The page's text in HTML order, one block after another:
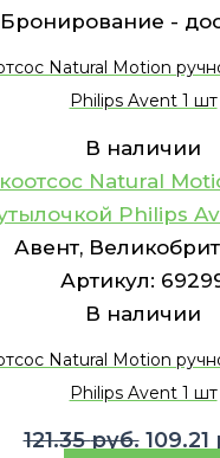
Бронирование -
Natural Motion
Philips Avent 1 шт
В наличии
Natural
Philips
Авент,
Артикул:
В наличии
Natural Motion
Philips Avent 1 шт
121.35руб. 109.21